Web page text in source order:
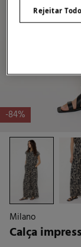
-84%
Milano
Calça
Rejeitar